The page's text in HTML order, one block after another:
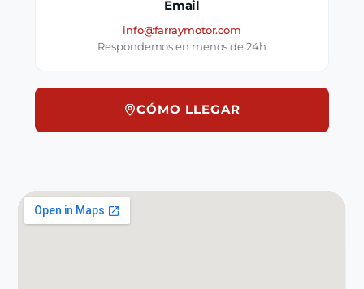
Email
info@farraymotor.com
Respondemos en menos de 24h
CÓMO LLEGAR